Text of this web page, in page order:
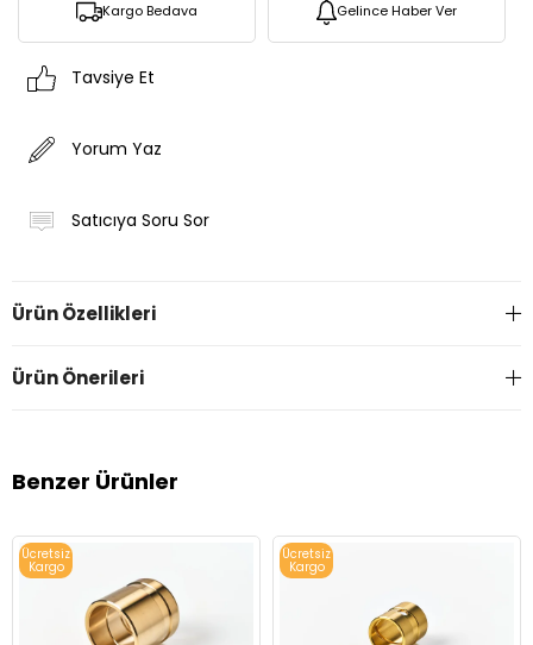
Kargo Bedava Gelince Haber Ver
Tavsiye Et
Yorum Yaz
Satıcıya Soru Sor
Ürün Özellikleri
Ürün Önerileri
Benzer Ürünler
Ücretsiz
Kargo
Ücretsiz
Kargo